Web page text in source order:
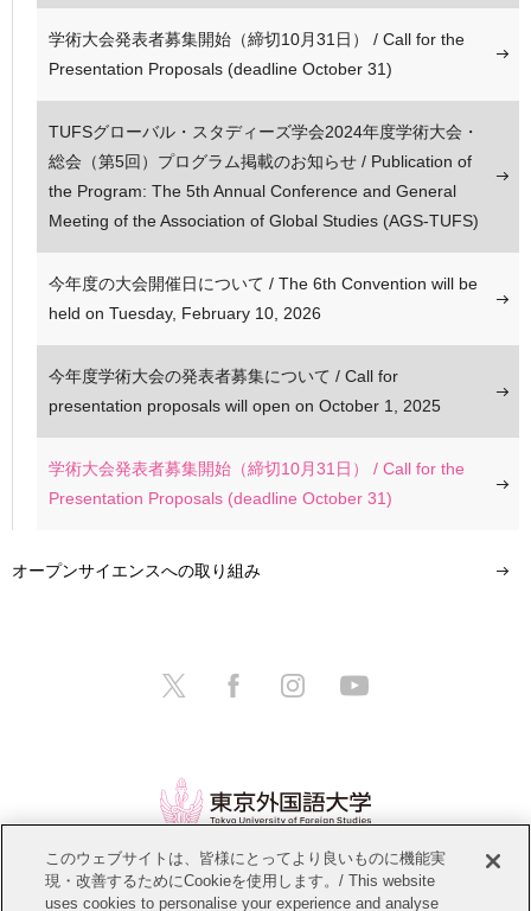
学術大会発表者募集開始（締切10月31日） / Call for the
Presentation Proposals (deadline October 31)
TUFSグローバル・スタディーズ学会2024年度学術大会・
総会（第5回）プログラム掲載のお知らせ / Publication of
the Program: The 5th Annual Conference and General
Meeting of the Association of Global Studies (AGS-TUFS)
今年度の大会開催日について / The 6th Convention will be
held on Tuesday, February 10, 2026
今年度学術大会の発表者募集について / Call for
presentation proposals will open on October 1, 2025
学術大会発表者募集開始（締切10月31日） / Call for the
Presentation Proposals (deadline October 31)
オープンサイエンスへの取り組み
情報公開 教職員募集 このサイトについて
このウェブサイトは、皆様にとってより良いものに機能実
現・改善するためにCookieを使用します。/ This website
uses cookies to personalise your experience and analyse